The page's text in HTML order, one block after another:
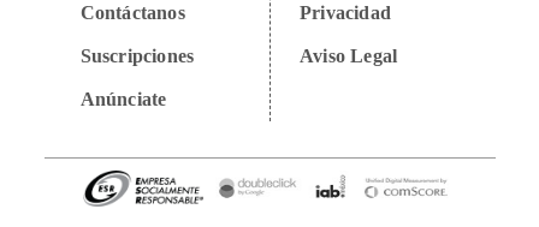
Contáctanos
Suscripciones
Anúnciate
Privacidad
Aviso Legal